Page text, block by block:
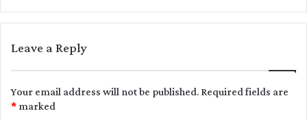
Leave a Reply
Your email address will not be published.Required fields are
marked
*